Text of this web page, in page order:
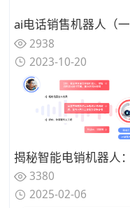
2938
2023-10-20
3380
2025-02-06